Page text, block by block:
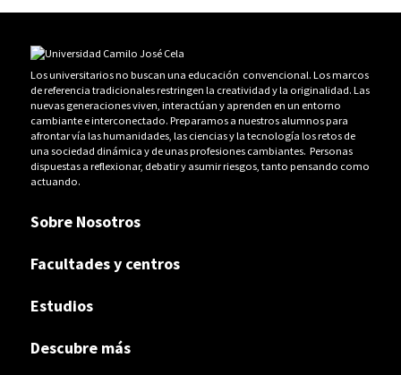
Los universitarios no buscan una educación convencional. Los marcos
de referencia tradicionales restringen la creatividad y la originalidad. Las
nuevas generaciones viven, interactúan y aprenden en un entorno
cambiante e interconectado. Preparamos a nuestros alumnos para
afrontar vía las humanidades, las ciencias y la tecnología los retos de
una sociedad dinámica y de unas profesiones cambiantes. Personas
dispuestas a reflexionar, debatir y asumir riesgos, tanto pensando como
actuando.
Sobre Nosotros
Facultades y centros
Estudios
Descubre más